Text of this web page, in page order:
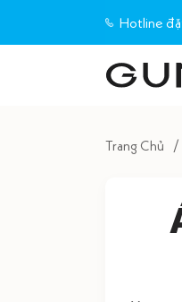
Hotline
Trang Chủ